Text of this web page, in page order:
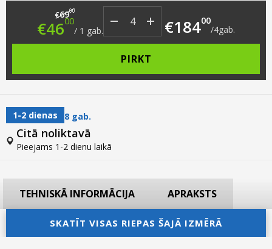
izvēlēm ikdienas braucieniem pa pilsētu un
reģionālajiem ceļiem.
€6900 Original price was: €69.00.
€4600 Current price is: €46.00.
/ 1 gab. €18400
/4gab.
PIRKT
1-2 dienas 8 gab.
Citā noliktavā
Pieejams 1-2 dienu laikā
TEHNISKĀ INFORMĀCIJA APRAKSTS
SKATĪT VISAS RIEPAS ŠAJĀ IZMĒRĀ